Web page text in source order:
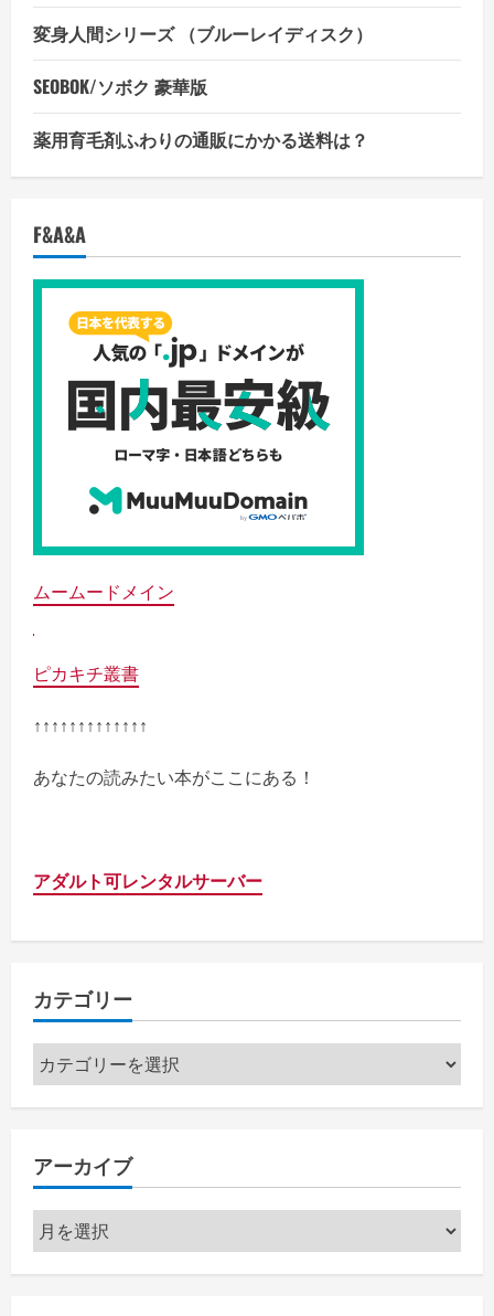
変身人間シリーズ （ブルーレイディスク）
SEOBOK/ソボク 豪華版
薬用育毛剤ふわりの通販にかかる送料は？
F&A&A
ムームードメイン
ピカキチ叢書
↑↑↑↑↑↑↑↑↑↑↑↑↑
あなたの読みたい本がここにある！
アダルト可レンタルサーバー
カテゴリー
カ
テ
ー
アーカイブ
ア
ー